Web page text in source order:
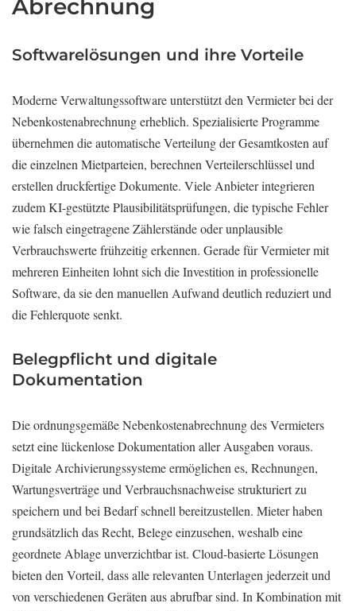
Abrechnung
Softwarelösungen und ihre Vorteile
Moderne Verwaltungssoftware unterstützt den Vermieter bei der
Nebenkostenabrechnung erheblich. Spezialisierte Programme
übernehmen die automatische Verteilung der Gesamtkosten auf
die einzelnen Mietparteien, berechnen Verteilerschlüssel und
erstellen druckfertige Dokumente. Viele Anbieter integrieren
zudem KI-gestützte Plausibilitätsprüfungen, die typische Fehler
wie falsch eingetragene Zählerstände oder unplausible
Verbrauchswerte frühzeitig erkennen. Gerade für Vermieter mit
mehreren Einheiten lohnt sich die Investition in professionelle
Software, da sie den manuellen Aufwand deutlich reduziert und
die Fehlerquote senkt.
Belegpflicht und digitale
Dokumentation
Die ordnungsgemäße Nebenkostenabrechnung des Vermieters
setzt eine lückenlose Dokumentation aller Ausgaben voraus.
Digitale Archivierungssysteme ermöglichen es, Rechnungen,
Wartungsverträge und Verbrauchsnachweise strukturiert zu
speichern und bei Bedarf schnell bereitzustellen. Mieter haben
grundsätzlich das Recht, Belege einzusehen, weshalb eine
geordnete Ablage unverzichtbar ist. Cloud-basierte Lösungen
bieten den Vorteil, dass alle relevanten Unterlagen jederzeit und
von verschiedenen Geräten aus abrufbar sind. In Kombination mit